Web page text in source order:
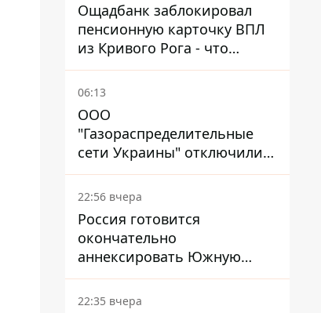
Ощадбанк заблокировал
пенсионную карточку ВПЛ
из Кривого Рога - что
решил суд
06:13
ООО
"Газораспределительные
сети Украины" отключили
львовянке газ - что решил
суд
22:56 вчера
Россия готовится
окончательно
аннексировать Южную
Осетию – страны НАТО
обеспокоены
22:35 вчера